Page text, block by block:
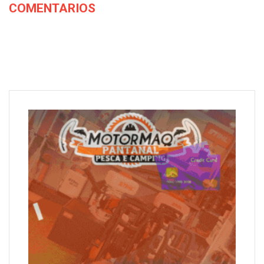
COMENTARIOS